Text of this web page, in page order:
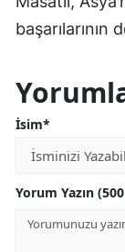
başarılarının
İsim*
Yorum Yazın